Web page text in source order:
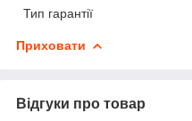
Тип гарантії
Приховати
Відгуки про товар